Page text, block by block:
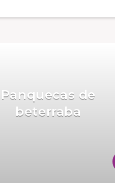
Panquecas de
beterraba